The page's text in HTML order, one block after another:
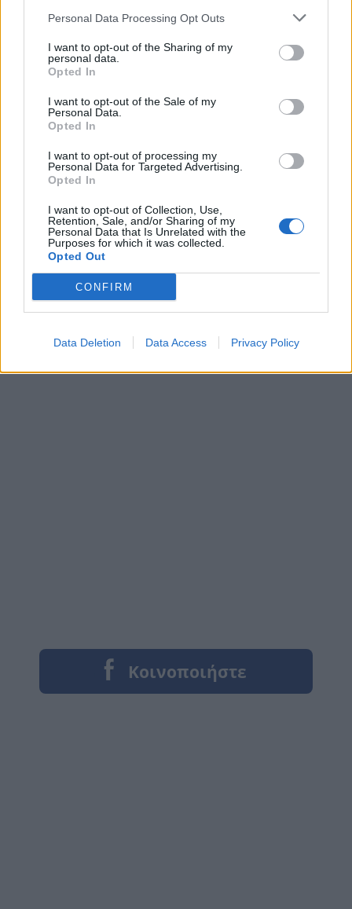
Personal Data Processing Opt Outs
I want to opt-out of the Sharing of my
personal data.
Opted In
I want to opt-out of the Sale of my
Personal Data.
Opted In
I want to opt-out of processing my
Personal Data for Targeted Advertising.
Opted In
I want to opt-out of Collection, Use,
Retention, Sale, and/or Sharing of my
Personal Data that Is Unrelated with the
Purposes for which it was collected.
Opted Out
CONFIRM
Data Deletion Data Access Privacy Policy